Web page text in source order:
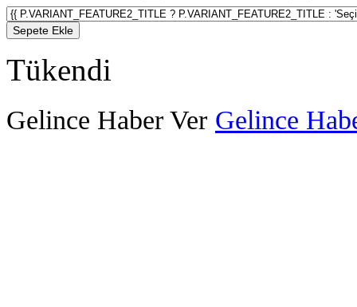
Sepete Ekle
Tükendi
Gelince Haber Ver Gelince